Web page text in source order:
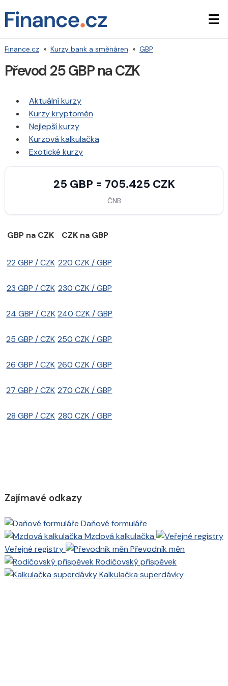
Finance.cz » Kurzy bank a směnáren » GBP
Převod 25 GBP na CZK
Aktuální kurzy
Kurzy kryptoměn
Nejlepší kurzy
Kurzová kalkulačka
Exotické kurzy
25 GBP = 705.425 CZK
ČNB
GBP na CZK CZK na GBP
22 GBP / CZK
23 GBP / CZK
24 GBP / CZK
25 GBP / CZK
26 GBP / CZK
27 GBP / CZK
28 GBP / CZK
220 CZK / GBP
230 CZK / GBP
240 CZK / GBP
250 CZK / GBP
260 CZK / GBP
270 CZK / GBP
280 CZK / GBP
Zajímavé odkazy
Daňové formuláře
Mzdová kalkulačka
Veřejné registry
Převodník měn
Rodičovský příspěvek
Kalkulačka superdávky